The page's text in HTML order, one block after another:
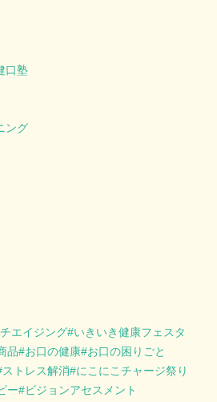
口塾
ング
エイジング いきいき健康フェスタ
品 お口の健康 お口の困りごと
ストレス解消
にこにこチャージ祭り
ー
ビジョンアセスメント